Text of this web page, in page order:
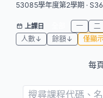
53085學年度第2學期 · S36
上課日 一 二
人數↓
餘額↓ 僅顯
每